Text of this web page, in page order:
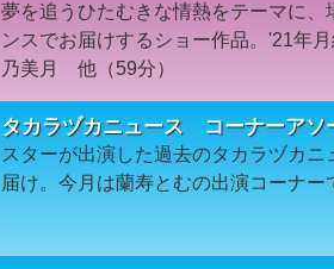
夢を追うひたむきな情熱をテーマに
ンスでお届けするショー作品。'21年
乃美月 他（59分）
タカラヅカニュース コーナーアソ
スターが出演した過去のタカラヅカ
届け。今月は蘭寿とむの出演コーナー